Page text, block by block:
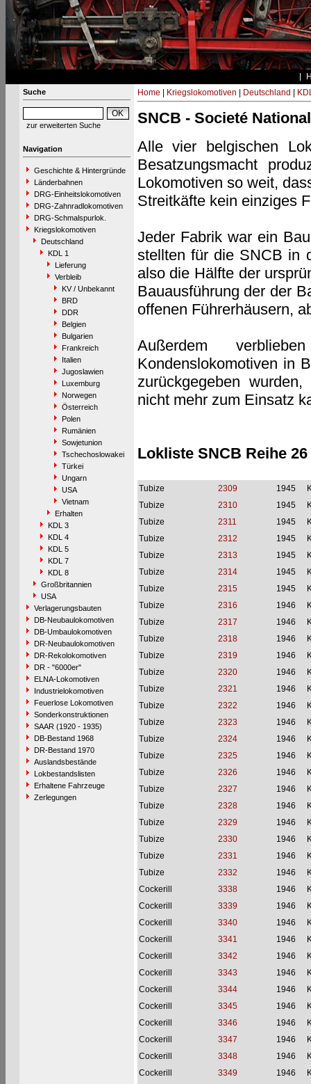
Suche
zur erweiterten Suche
Navigation
Geschichte & Hintergründe
Länderbahnen
DRG-Einheitslokomotiven
DRG-Zahnradlokomotiven
DRG-Schmalspurlok.
Kriegslokomotiven
Deutschland
KDL 1
Lieferung
Verbleib
KV / Unbekannt
BRD
DDR
Belgien
Bulgarien
Frankreich
Italien
Jugoslawien
Luxemburg
Norwegen
Österreich
Polen
Rumänien
Sowjetunion
Tschechoslowakei
Türkei
Ungarn
USA
Vietnam
Erhalten
KDL 3
KDL 4
KDL 5
KDL 7
KDL 8
Großbritannien
USA
Verlagerungsbauten
DB-Neubaulokomotiven
DB-Umbaulokomotiven
DR-Neubaulokomotiven
DR-Rekolokomotiven
DR - "6000er"
ELNA-Lokomotiven
Industrielokomotiven
Feuerlose Lokomotiven
Sonderkonstruktionen
SAAR (1920 - 1935)
DB-Bestand 1968
DR-Bestand 1970
Auslandsbestände
Lokbestandslisten
Erhaltene Fahrzeuge
Zerlegungen
Home Kriegslokomotiven Deutschland
SNCB - Societé
Alle vier belgischen
Besatzungsmacht
Lokomotiven so weit,
Streitkäfte kein einziges
Jeder Fabrik war ein
stellten für die SNCB in
also die Hälfte der
Bauausführung der der
offenen Führerhäusern,
Außerdem
Kondenslokomotiven in
zurückgegeben
nicht mehr zum Einsatz
Lokliste SNCB Reihe 26
Tubize 2309 1945
Tubize
2310 1945
Tubize
2311 1945
Tubize
2312 1945
Tubize
2313 1945
Tubize
2314 1945
Tubize
2315 1945
Tubize
2316 1946
Tubize
2317 1946
Tubize
2318 1946
Tubize
2319 1946
Tubize
2320 1946
Tubize
2321 1946
Tubize
2322 1946
Tubize
2323 1946
Tubize
2324 1946
Tubize
2325 1946
Tubize
2326 1946
Tubize
2327 1946
Tubize
2328 1946
Tubize
2329 1946
Tubize
2330 1946
Tubize
2331 1946
Tubize
2332 1946
Cockerill
3338 1946
Cockerill
3339 1946
Cockerill
3340 1946
Cockerill
3341 1946
Cockerill
3342 1946
Cockerill
3343 1946
Cockerill
3344 1946
Cockerill
3345 1946
Cockerill
3346 1946
Cockerill
3347 1946
Cockerill
3348 1946
Cockerill
3349 1946